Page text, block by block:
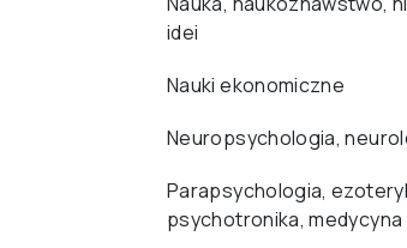
idei
Nauki ekonomiczne
Neuropsychologia,
Parapsychologia,
psychotronika,